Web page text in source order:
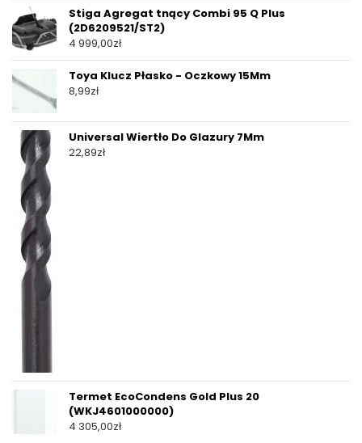
Stiga Agregat tnący Combi 95 Q Plus
(2D6209521/ST2)
4 999,00zł
Toya Klucz Płasko - Oczkowy 15Mm
8,99zł
Universal Wiertło Do Glazury 7Mm
22,89zł
Termet EcoCondens Gold Plus 20
(WKJ4601000000)
4 305,00zł